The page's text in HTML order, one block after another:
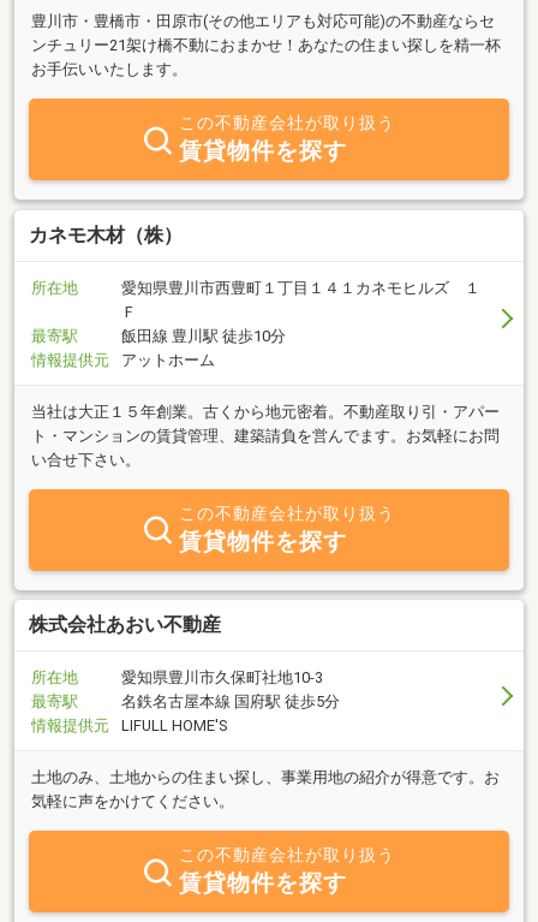
豊川市・豊橋市・田原市(その他エリアも対応可能)の不動産ならセ
ンチュリー21架け橋不動におまかせ！あなたの住まい探しを精一杯
お手伝いいたします。
この不動産会社が取り扱う
賃貸物件を探す
カネモ木材（株）
所在地
愛知県豊川市西豊町１丁目１４１カネモヒルズ １
Ｆ
最寄駅
飯田線 豊川駅 徒歩10分
情報提供元
アットホーム
当社は大正１５年創業。古くから地元密着。不動産取り引・アパー
ト・マンションの賃貸管理、建築請負を営んでます。お気軽にお問
い合せ下さい。
この不動産会社が取り扱う
賃貸物件を探す
株式会社あおい不動産
所在地
愛知県豊川市久保町社地10-3
最寄駅
名鉄名古屋本線 国府駅 徒歩5分
情報提供元
LIFULL HOME'S
土地のみ、土地からの住まい探し、事業用地の紹介が得意です。お
気軽に声をかけてください。
この不動産会社が取り扱う
賃貸物件を探す